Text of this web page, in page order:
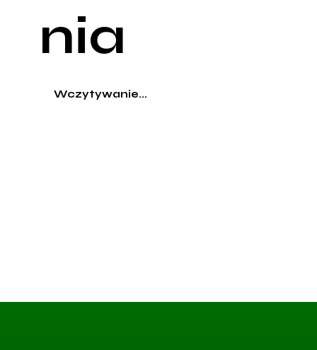
nia
Wczytywanie...